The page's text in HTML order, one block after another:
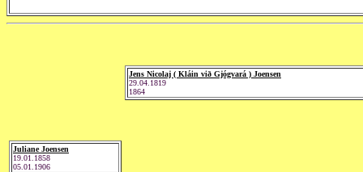
Juliane Joensen
19.01.1858
05.01.1906
Jens Nicolaj ( Kláin við Gjógvará ) Joensen
29.04.1819
1864